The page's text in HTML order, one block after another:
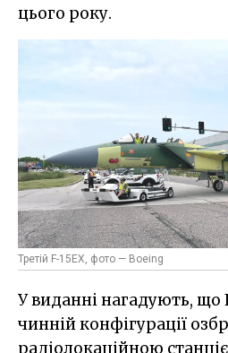
цього року.
Третій F-15EX, фото — Boeing
У виданні нагадують, що
чинній конфігурації
радіолокаційною